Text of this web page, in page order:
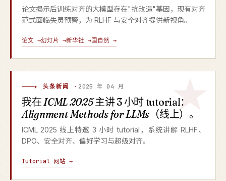
论文揭示后训练对齐的大模型存在"抗改造"基因，现有对齐
范式面临失灵预警，为 RLHF 与安全对齐提供新视角。
论文 →幻灯片 →新华社 →国自然 →
★ 头条新闻 · 2025 年 04 月
我在ICML 2025主讲 3 小时 tutorial：
Alignment Methods for LLMs （线上）。
ICML 2025 线上特邀 3 小时 tutorial，系统讲解 RLHF、
DPO、安全对齐、偏好学习与超级对齐。
Tutorial 网站 →